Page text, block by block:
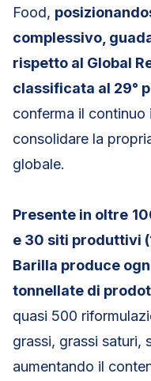
Food,
complessivo,
rispetto al Global
classificata al 29°
conferma il continuo
consolidare la
globale.
Presente in oltre
e 30 siti produttivi
Barilla produce
tonnellate di
quasi 500
grassi, grassi saturi,
aumentando il